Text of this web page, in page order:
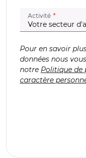
Activité (champ
Pour en savoir
données nous
notre Politique de
caractère